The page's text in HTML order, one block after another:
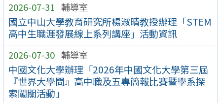
2026-07-31 輔導室
國立中山大學教育研究所楊淑晴教授辦理「STEM
高中生職涯發展線上系列講座」活動資訊
2026-07-30 輔導室
中國文化大學辦理「2026年中國文化大學第三屆
『世界大學問』高中職及五專簡報比賽暨學系探
索闖關活動」